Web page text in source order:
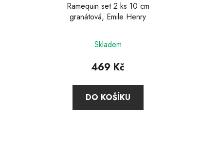
Ramequin set 2 ks 10 cm
granátová, Emile Henry
hodnocení
produktu
5,0
z
Skladem
469 Kč
DO KOŠÍKU